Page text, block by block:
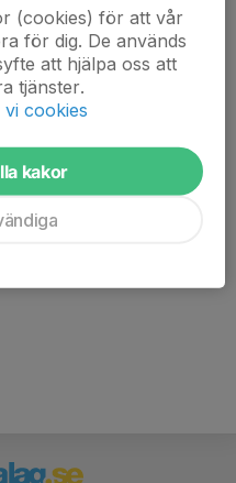
nyheterna på hemsidan. För
(cookies) för att vår
för dig. De används
att hjälpa oss att
tjänster.
cookies
kakor